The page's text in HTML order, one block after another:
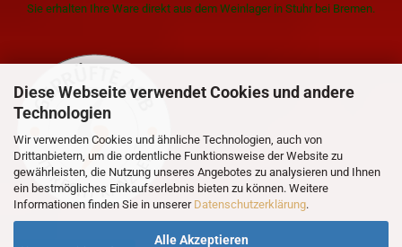
Diese Webseite verwendet Cookies und andere
Technologien
Wir verwenden Cookies und ähnliche Technologien, auch von
Drittanbietern, um die ordentliche Funktionsweise der Website zu
gewährleisten, die Nutzung unseres Angebotes zu analysieren und Ihnen
ein bestmögliches Einkaufserlebnis bieten zu können. Weitere
Informationen finden Sie in unserer Datenschutzerklärung.
Alle Akzeptieren
Sie erhalten Ihre Ware direkt aus dem Weinlager in Stuhr bei Bremen.